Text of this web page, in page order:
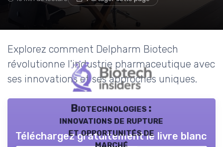
Explorez comment Delpharm Biotech
révolutionne l'industrie pharmaceutique avec
ses innovations et ses approches uniques.
Biotechnologies :
innovations de rupture
et opportunités de
marché
Téléchargez gratuitement le livre blanc